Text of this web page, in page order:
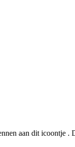
aan dit icoontje .